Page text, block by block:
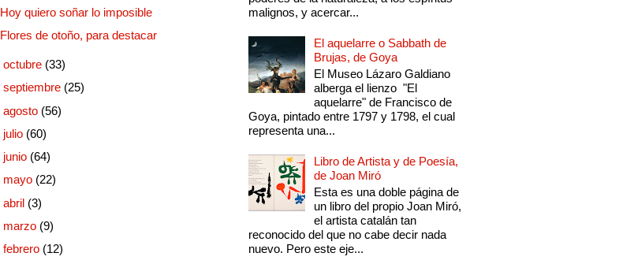
Hoy quiero soñar lo imposible
Flores de otoño, para destacar
octubre (33)
septiembre (25)
agosto (56)
julio (60)
junio (64)
mayo (22)
abril (3)
marzo (9)
febrero (12)
malignos, y acercar...
El aquelarre o Sabbath de
Brujas, de Goya
El Museo Lázaro Galdiano
alberga el lienzo "El
aquelarre" de Francisco de
Goya, pintado entre 1797 y 1798, el cual
representa una...
Libro de Artista y de Poesía,
de Joan Miró
Esta es una doble página de
un libro del propio Joan Miró,
el artista catalán tan
reconocido del que no cabe decir nada
nuevo. Pero este eje...